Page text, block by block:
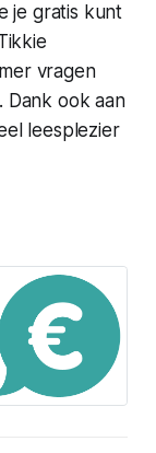
je gratis kunt
vragen
ook aan
leesplezier